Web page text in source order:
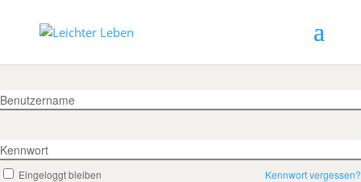
Benutzername
Kennwort
Eingeloggt bleiben Kennwort vergessen?